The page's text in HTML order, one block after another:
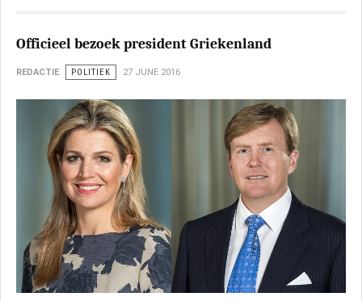
Officieel bezoek president Griekenland
REDACTIE POLITIEK 27 JUNE 2016